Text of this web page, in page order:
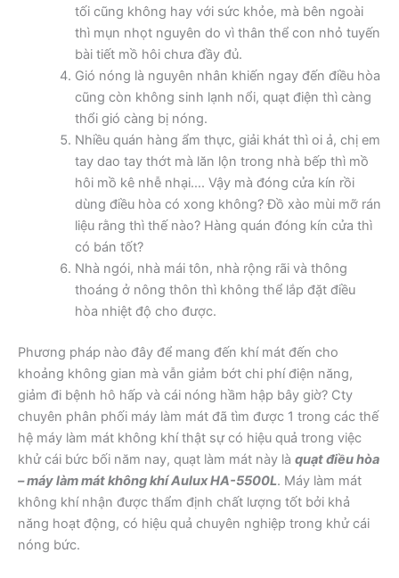
tối cũng không hay với sức khỏe, mà bên ngoài
thì mụn nhọt nguyên do vì thân thể con nhỏ tuyến
bài tiết mồ hôi chưa đầy đủ.
Gió nóng là nguyên nhân khiến ngay đến điều hòa
cũng còn không sinh lạnh nổi, quạt điện thì càng
thổi gió càng bị nóng.
Nhiều quán hàng ẩm thực, giải khát thì oi ả, chị em
tay dao tay thớt mà lăn lộn trong nhà bếp thì mồ
hôi mồ kê nhễ nhại…. Vậy mà đóng cửa kín rồi
dùng điều hòa có xong không? Đồ xào mùi mỡ rán
liệu rằng thì thế nào? Hàng quán đóng kín cửa thì
có bán tốt?
Nhà ngói, nhà mái tôn, nhà rộng rãi và thông
thoáng ở nông thôn thì không thể lắp đặt điều
hòa nhiệt độ cho được.
Phương pháp nào đây để mang đến khí mát đến cho
khoảng không gian mà vẫn giảm bớt chi phí điện năng,
giảm đi bệnh hô hấp và cái nóng hầm hập bây giờ? Cty
chuyên phân phối máy làm mát đã tìm được 1 trong các thế
hệ máy làm mát không khí thật sự có hiệu quả trong việc
khử cái bức bối năm nay, quạt làm mát này là quạt điều hòa
– máy làm mát không khí Aulux HA-5500L. Máy làm mát
không khí nhận được thẩm định chất lượng tốt bởi khả
năng hoạt động, có hiệu quả chuyên nghiệp trong khử cái
nóng bức.